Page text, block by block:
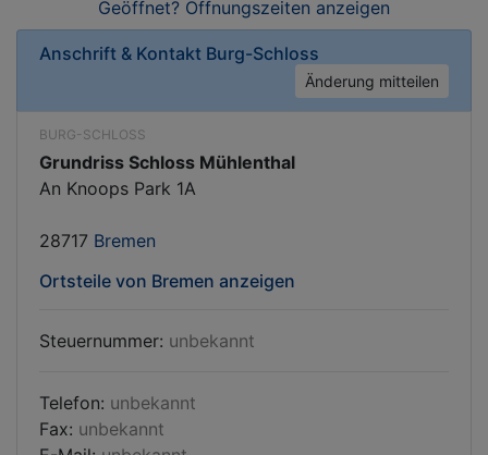
Geöffnet? Öffnungszeiten anzeigen
Anschrift & Kontakt Burg-Schloss
Änderung mitteilen
BURG-SCHLOSS
Grundriss Schloss Mühlenthal
An Knoops Park 1A
28717 Bremen
Ortsteile von Bremen anzeigen
Steuernummer: unbekannt
Telefon: unbekannt
Fax: unbekannt